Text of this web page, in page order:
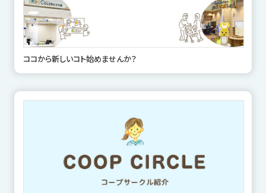
ココから新しいコト始めませんか？